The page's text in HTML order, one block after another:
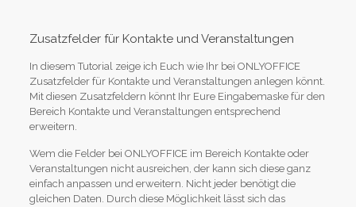
Zusatzfelder für Kontakte und Veranstaltungen
In diesem Tutorial zeige ich Euch wie Ihr bei ONLYOFFICE
Zusatzfelder für Kontakte und Veranstaltungen anlegen könnt.
Mit diesen Zusatzfeldern könnt Ihr Eure Eingabemaske für den
Bereich Kontakte und Veranstaltungen entsprechend
erweitern.
Wem die Felder bei ONLYOFFICE im Bereich Kontakte oder
Veranstaltungen nicht ausreichen, der kann sich diese ganz
einfach anpassen und erweitern. Nicht jeder benötigt die
gleichen Daten. Durch diese Möglichkeit lässt sich das